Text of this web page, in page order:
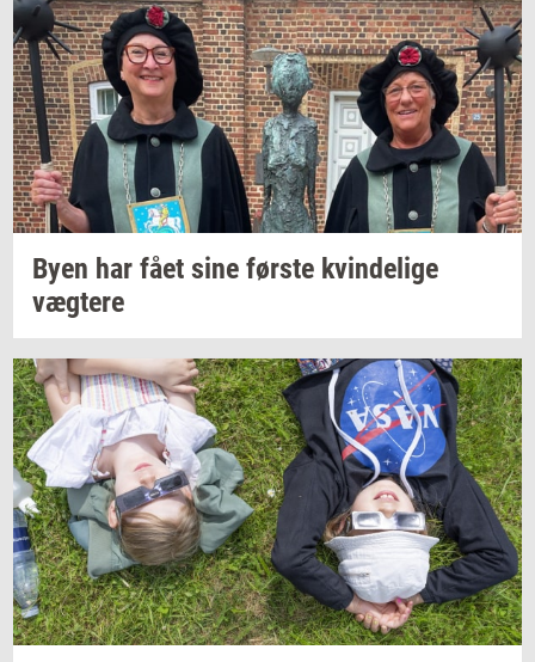
Byen har fået sine før­ste kvin­de­li­ge
væg­te­re